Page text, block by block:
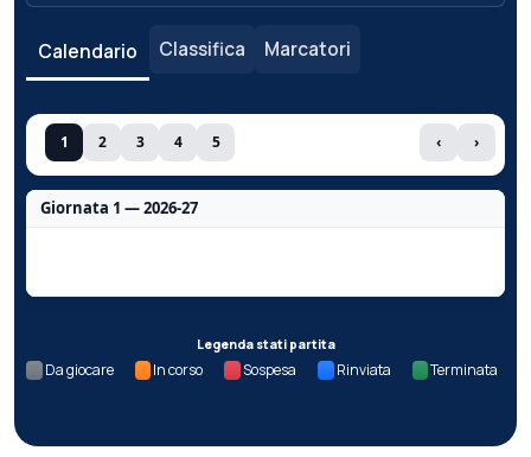
Calendario Classifica Marcatori
1 2 3 4 5 ‹ ›
Giornata 1 — 2026-27
Legenda stati partita
Da giocare In corso Sospesa Rinviata Terminata